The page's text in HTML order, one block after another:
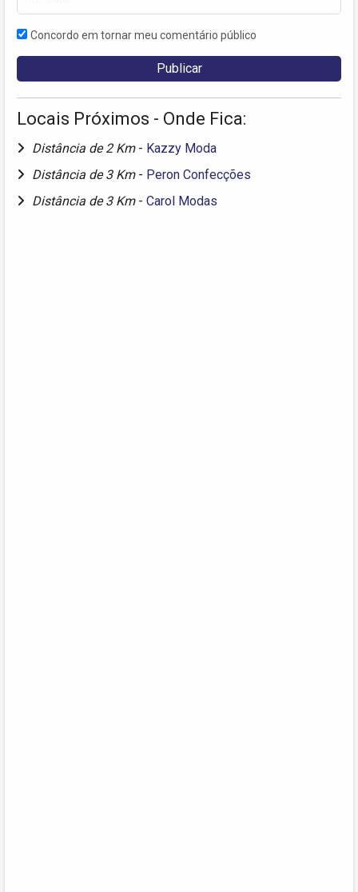
Concordo em tornar meu comentário público
Locais Próximos - Onde Fica:
Distância de 2 Km - Kazzy Moda
Distância de 3 Km - Peron Confecções
Distância de 3 Km - Carol Modas